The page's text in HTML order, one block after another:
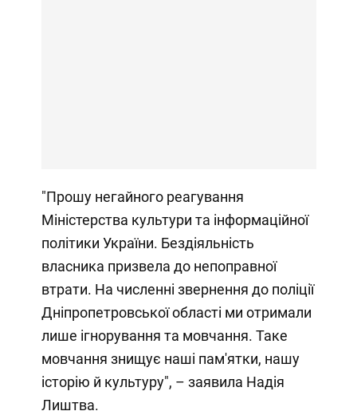
"Прошу негайного реагування
Міністерства культури та інформаційної
політики України. Бездіяльність
власника призвела до непоправної
втрати. На численні звернення до поліції
Дніпропетровської області ми отримали
лише ігнорування та мовчання. Таке
мовчання знищує наші пам'ятки, нашу
історію й культуру", – заявила Надія
Лиштва.